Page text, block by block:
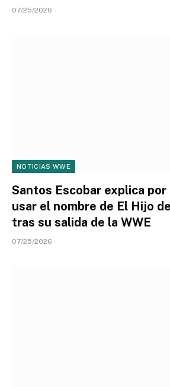
07/25/2026
NOTICIAS WWE
Santos Escobar explica por
usar el nombre de El Hijo
tras su salida de la WWE
07/25/2026